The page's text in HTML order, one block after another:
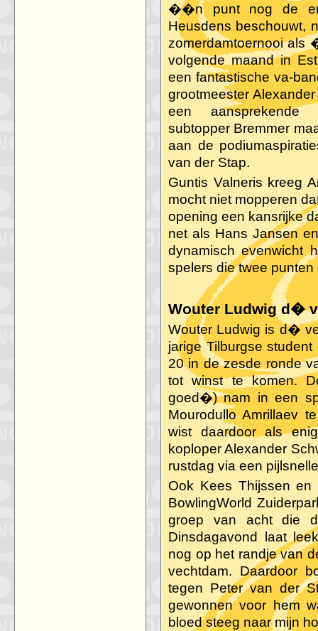
��n punt nog de
Heusdens beschouwt,
zomerdamtoernooi als
volgende maand in
een fantastische va-
grootmeester
een aansprekende
subtopper Bremmer
aan de
van der Stap.
Guntis Valneris kreeg
mocht niet mopperen
opening een kansrijke
net als Hans Jansen
dynamisch evenwicht
spelers die twee
Wouter Ludwig d�
Wouter Ludwig is d�
jarige Tilburgse
20 in de zesde ronde
tot winst te komen.
goed�) nam in een
Mourodullo Amrillaev
wist daardoor als
koploper Alexander
rustdag via een
Ook Kees Thijssen
BowlingWorld
groep van acht die
Dinsdagavond laat
nog op het randje van
vechtdam. Daardoor
tegen Peter van der
gewonnen voor hem
bloed steeg naar mijn